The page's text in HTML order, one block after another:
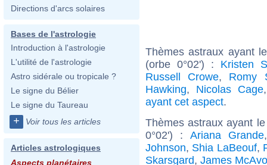
Directions d'arcs solaires
Bases de l'astrologie
Introduction à l'astrologie
L'utilité de l'astrologie
Astro sidérale ou tropicale ?
Le signe du Bélier
Le signe du Taureau
+ Voir tous les articles
Articles astrologiques
Aspects planétaires
Thèmes astraux ayant
(orbe 0°02') : Kristen
Russell Crowe, Romy
Hawking, Nicolas Cage
ayant cet aspect.
Thèmes astraux ayant
0°02') : Ariana Grande
Johnson, Shia LaBeouf,
Skarsgard, James